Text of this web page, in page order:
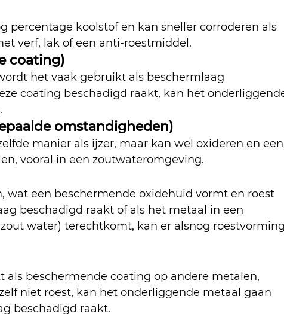
percentage koolstof en kan sneller corroderen als
verf, lak of een anti-roestmiddel.
coating)
het vaak gebruikt als beschermlaag
coating beschadigd raakt, kan het
omstandigheden)
manier als ijzer, maar kan wel oxideren en
vooral in een zoutwateromgeving.
wat een beschermende oxidehuid vormt en roest
beschadigd raakt of als het metaal in een
water) terechtkomt, kan er alsnog
als beschermende coating op andere metalen,
niet roest, kan het onderliggende metaal gaan
beschadigd raakt.